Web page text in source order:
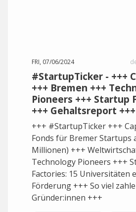
FRI, 07/06/2024
#StartupTicker - +++
+++ Bremen +++
Pioneers +++ Startup
+++ Gehaltsreport +++
+++ #StartupTicker +++
Fonds für Bremer Startups
Millionen) +++
Technology Pioneers +++
Factories: 15 Universitäten
Förderung +++ So viel
Gründer:innen +++